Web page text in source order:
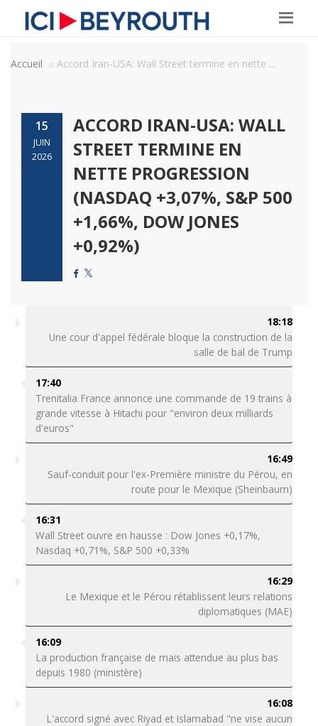
Accueil Accord Iran-USA: Wall Street termine en nette ...
15
JUIN
2026
ACCORD IRAN-USA: WALL
STREET TERMINE EN
NETTE PROGRESSION
(NASDAQ +3,07%, S&P 500
+1,66%, DOW JONES
+0,92%)
18:18
Une cour d'appel fédérale bloque la construction de la
salle de bal de Trump
17:40
Trenitalia France annonce une commande de 19 trains à
grande vitesse à Hitachi pour "environ deux milliards
d'euros"
16:49
Sauf-conduit pour l'ex-Première ministre du Pérou, en
route pour le Mexique (Sheinbaum)
16:31
Wall Street ouvre en hausse : Dow Jones +0,17%,
Nasdaq +0,71%, S&P 500 +0,33%
16:29
Le Mexique et le Pérou rétablissent leurs relations
diplomatiques (MAE)
16:09
La production française de maïs attendue au plus bas
depuis 1980 (ministère)
16:08
L'accord signé avec Riyad et Islamabad "ne vise aucun